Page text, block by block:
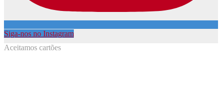
Siga-nos no Instagram
Aceitamos cartões